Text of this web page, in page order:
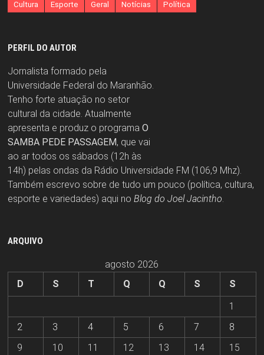
Cultura Esporte Geral Notícias Política
PERFIL DO AUTOR
Jornalista formado pela
Universidade Federal do Maranhão.
Tenho forte atuação no setor
cultural da cidade. Atualmente
apresenta e produz o programa O
SAMBA PEDE PASSAGEM, que vai
ao ar todos os sábados (12h às
14h) pelas ondas da Rádio Universidade FM (106,9 Mhz).
Também escrevo sobre de tudo um pouco (política, cultura,
esporte e variedades) aqui no Blog do Joel Jacintho.
ARQUIVO
agosto 2026
D
S T Q Q S
S
1
2
3 4 5 6 7
8
9
10 11 12 13 14
15